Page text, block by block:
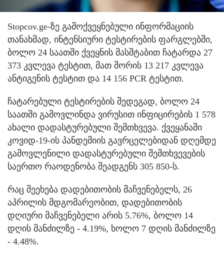
Stopcov.ge-ზე გამოქვეყნებული ინფორმაციის
თანახმად, ინტენსიური ტესტირების ფარგლებში,
ბოლო 24 საათში ქვეყნის მასშტაბით ჩატარდა 27
373 კვლევა ტესტით, მათ შორის 13 217 კვლევა
ანტიგენის ტესტით და 14 156 PCR ტესტით.
ჩატარებული ტესტირების შედეგად, ბოლო 24
საათში გამოვლინდა ვირუსით ინფიცირების 1 578
ახალი დადასტურებული შემთხვევა. ქვეყანაში
კოვიდ-19-ის პანდემიის გავრცელებიდან დღემდე
გამოვლენილი დადასტურებული შემთხვევების
საერთო რაოდენობა შეადგენს 305 850-ს.
რაც შეეხება დადებითობის მაჩვენებელს, 26
აპრილის მდგომარეობით, დადებითობის
დღიური მაჩვენებელი არის 5.76%, ბოლო 14
დღის მანძილზე - 4.19%, ხოლო 7 დღის მანძილზე
- 4.48%.